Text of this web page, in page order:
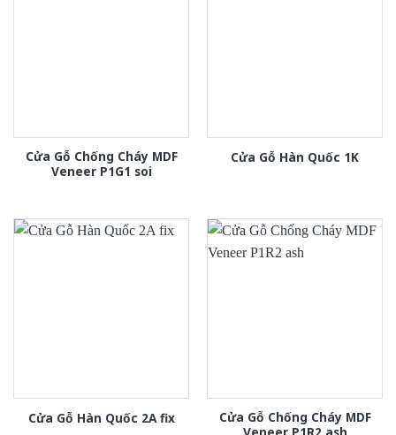
Cửa Gỗ Chống Cháy MDF
Veneer P1G1 soi
Cửa Gỗ Hàn Quốc 1K
Cửa Gỗ Hàn Quốc 2A fix
Cửa Gỗ Chống Cháy MDF